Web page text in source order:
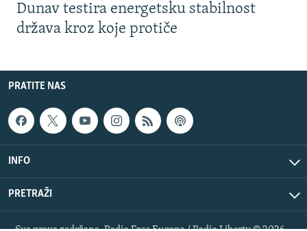
Dunav testira energetsku stabilnost
država kroz koje protiče
PRATITE NAS
INFO
PRETRAŽI